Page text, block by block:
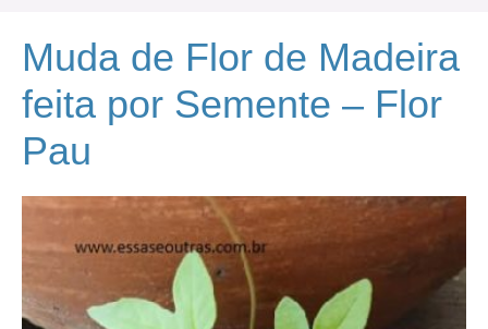
Muda de Flor de Madeira
feita por Semente – Flor
Pau